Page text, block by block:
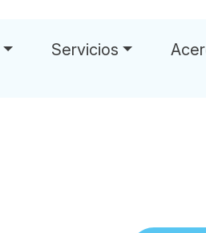
Servicios